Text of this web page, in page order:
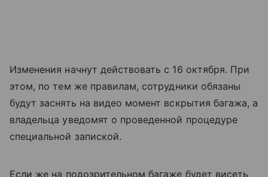
Изменения начнут действовать с 16 октября. При
этом, по тем же правилам, сотрудники обязаны
будут заснять на видео момент вскрытия багажа, а
владельца уведомят о проведенной процедуре
специальной запиской.
Если же на подозрительном багаже будет висеть